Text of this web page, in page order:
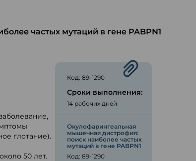
частых мутаций в гене PABPN1
глотание).
50 лет.
Код: 89-1290
Сроки выполнения:
14 рабочих дней
Окулофарингеальная
мышечная дистрофия:
поиск наиболее частых
мутаций в гене PABPN1
Код: 89-1290